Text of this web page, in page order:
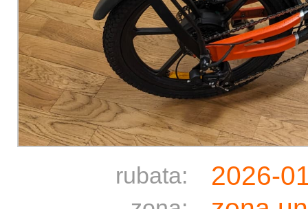
rubata: 2026-